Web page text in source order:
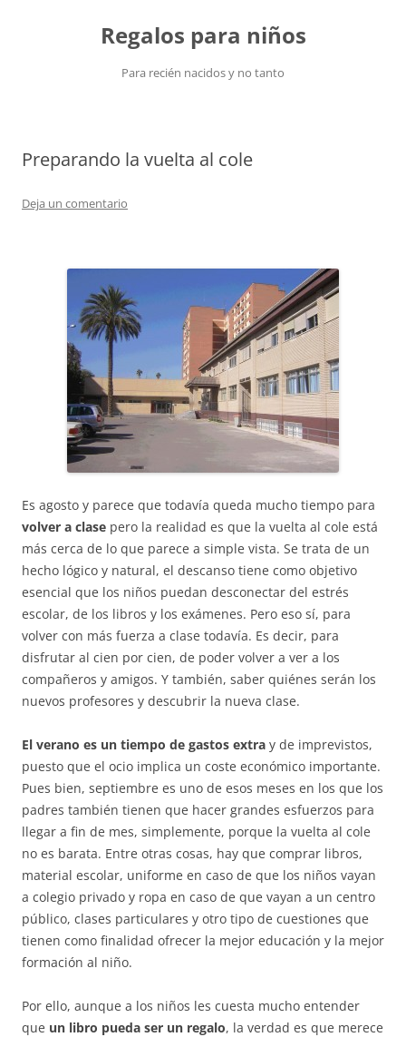
Regalos para niños
Para recién nacidos y no tanto
Preparando la vuelta al cole
Deja un comentario
Es agosto y parece que todavía queda mucho tiempo para
volver a clase pero la realidad es que la vuelta al cole está
más cerca de lo que parece a simple vista. Se trata de un
hecho lógico y natural, el descanso tiene como objetivo
esencial que los niños puedan desconectar del estrés
escolar, de los libros y los exámenes. Pero eso sí, para
volver con más fuerza a clase todavía. Es decir, para
disfrutar al cien por cien, de poder volver a ver a los
compañeros y amigos. Y también, saber quiénes serán los
nuevos profesores y descubrir la nueva clase.
El verano es un tiempo de gastos extra y de imprevistos,
puesto que el ocio implica un coste económico importante.
Pues bien, septiembre es uno de esos meses en los que los
padres también tienen que hacer grandes esfuerzos para
llegar a fin de mes, simplemente, porque la vuelta al cole
no es barata. Entre otras cosas, hay que comprar libros,
material escolar, uniforme en caso de que los niños vayan
a colegio privado y ropa en caso de que vayan a un centro
público, clases particulares y otro tipo de cuestiones que
tienen como finalidad ofrecer la mejor educación y la mejor
formación al niño.
Por ello, aunque a los niños les cuesta mucho entender
que un libro pueda ser un regalo, la verdad es que merece